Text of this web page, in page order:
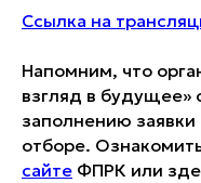
Ссылка на
Напомним, что
взгляд в будущее»
заполнению заявки
отборе.
сайте ФПРК или